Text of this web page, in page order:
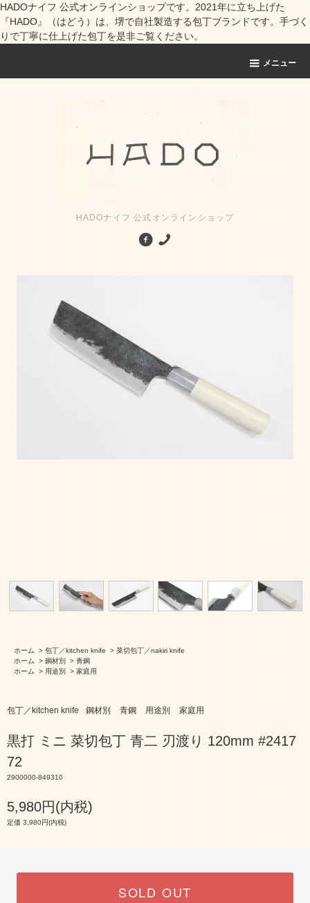
HADOナイフ 公式オンラインショップです。2021年に立ち上げた
『HADO』（はどう）は、堺で自社製造する包丁ブランドです。手づく
りで丁寧に仕上げた包丁を是非ご覧ください。
メニュー
HADOナイフ 公式オンラインショップ
ホーム > 包丁／kitchen knife > 菜切包丁／nakiri knife
ホーム
> 鋼材別 > 青鋼
ホーム
> 用途別 > 家庭用
包丁／kitchen knife 鋼材別 青鋼 用途別 家庭用
黒打 ミニ 菜切包丁 青二 刃渡り 120mm #2417
72
2900000-849310
5,980円(内税)
定価 3,980円(内税)
SOLD OUT